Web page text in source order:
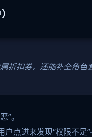
折扣券，还能补全角色
”。
点进来发现“权限不足